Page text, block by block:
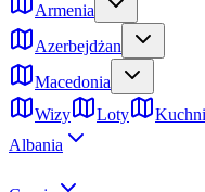
Armenia
Azerbejdżan
Macedonia
Wizy
Loty
Albania